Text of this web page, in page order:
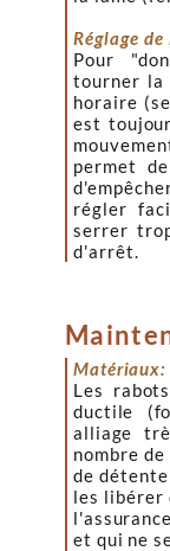
Réglage
Pour
tourner la
horaire
est
permet
régler
serrer
d'arrêt.
Matériaux:
Les
ductile
alliage
nombre
de
les libérer
et qui ne